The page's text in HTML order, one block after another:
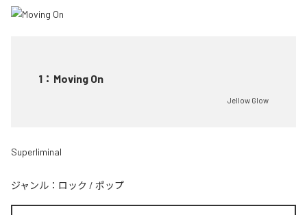
1 ： Moving On
Jellow Glow
Superliminal
ジャンル： ロック / ポップ